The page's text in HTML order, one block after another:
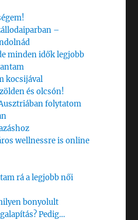
–
minden idők legjobb
kocsijával
és olcsón!
folytatom
wellnessre is online
rá a legjobb női
bonyolult
Pedig…